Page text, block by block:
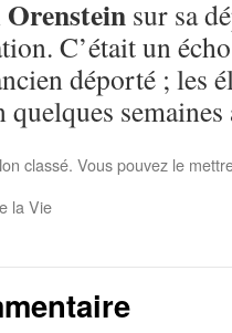
Orenstein sur sa
C’était un
déporté ; les
semaines
classé. Vous pouvez le
la Vie